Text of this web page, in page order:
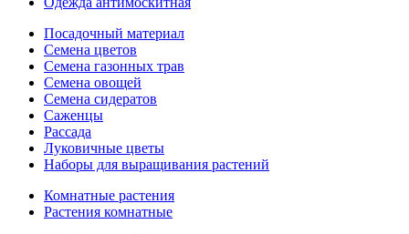
Посадочный материал
Семена цветов
Семена газонных трав
Семена овощей
Семена сидератов
Саженцы
Рассада
Луковичные цветы
Наборы для выращивания растений
Комнатные растения
Растения комнатные